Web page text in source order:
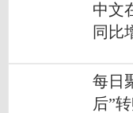
中文
同比
每日
后”